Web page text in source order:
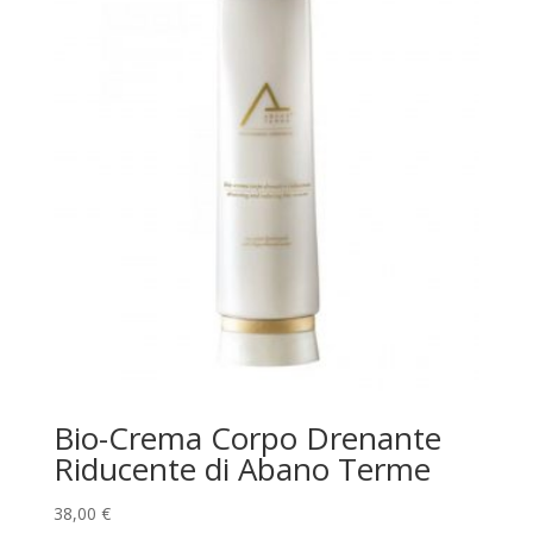
Bio-Crema Corpo Drenante
Riducente di Abano Terme
38,00 €